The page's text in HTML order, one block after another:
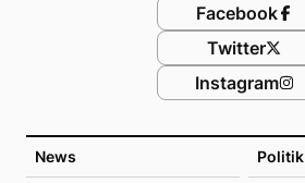
News Politik
Facebook
Twitter
Instagram